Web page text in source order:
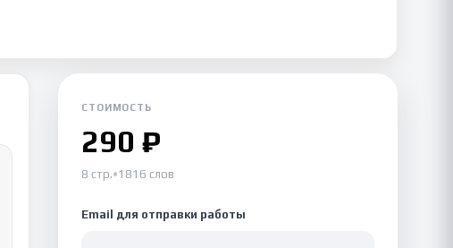
СТОИМОСТЬ
290 ₽
8 стр.•1816 слов
Email для отправки работы